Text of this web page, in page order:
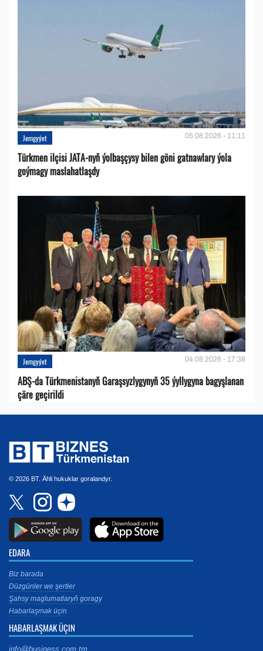
Jemgyýet 05.08.2026 - 11:11
Türkmen ilçisi JATA-nyň ýolbaşçysy bilen göni gatnawlary ýola
goýmagy maslahatlaşdy
Jemgyýet 04.08.2026 - 17:38
ABŞ-da Türkmenistanyň Garaşsyzlygynyň 35 ýyllygyna bagyşlanan
çäre geçirildi
© 2026 BT. Ähli hukuklar goralandyr.
EDARA
Biz barada
Düzgünler we şertler
Şahsy maglumatlaryň goragy
Habarlaşmak üçin
HABARLAŞMAK ÜÇIN
info@business.com.tm